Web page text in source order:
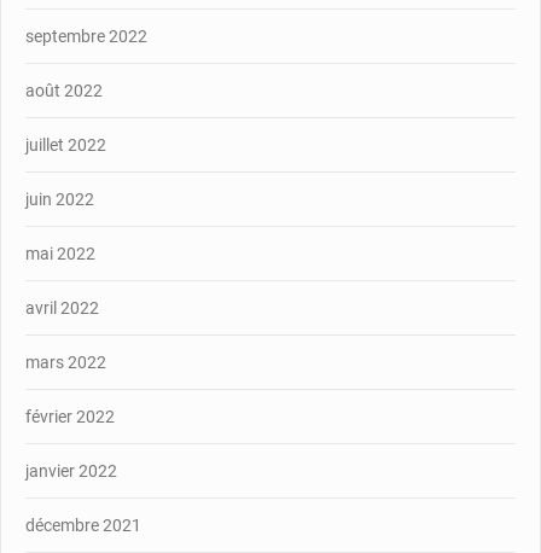
septembre 2022
août 2022
juillet 2022
juin 2022
mai 2022
avril 2022
mars 2022
février 2022
janvier 2022
décembre 2021